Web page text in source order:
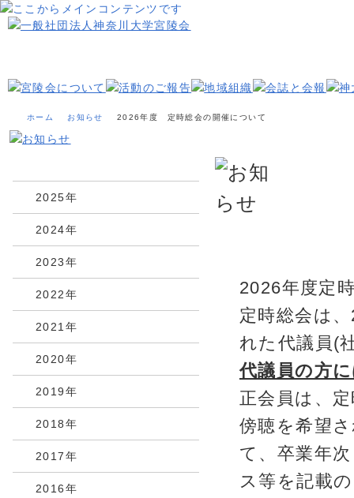
ホーム お知らせ 2026年度 定時総会の開催について
2026年度定
定時総会は
れた代議員(
代議員の方
正会員は、
傍聴を希望
て、卒業年
ス等を記載
2025年
2024年
2023年
2022年
2021年
2020年
2019年
2018年
2017年
2016年